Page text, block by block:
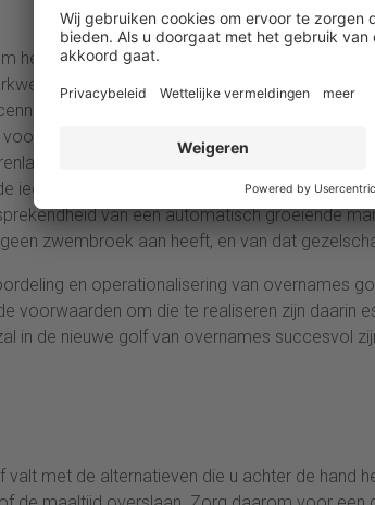
het zo lang heeft geduurd voordat het proces
een rol heeft gespeeld. Vroeger
heeft gefunctioneerd. Onder het motto
onroerend goed, de prijs steeg na aankoop
marktgroei heeft in veel gevallen
iedere acquisitie nieuwe complexiteit toe aan
van een automatisch groeiende
zwembroek aan heeft, en van dat
en operationalisering van overnames
voorwaarden om die te realiseren zijn daarin
in de nieuwe golf van overnames succesvol
met de alternatieven die u achter de hand